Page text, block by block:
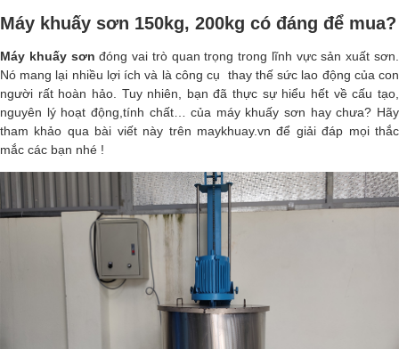
Máy khuấy sơn 150kg, 200kg có đáng để mua?
Máy khuấy sơn đóng vai trò quan trọng trong lĩnh vực sản xuất sơn.
Nó mang lại nhiều lợi ích và là công cụ thay thế sức lao động của con
người rất hoàn hảo. Tuy nhiên, bạn đã thực sự hiểu hết về cấu tạo,
nguyên lý hoạt động,tính chất… của máy khuấy sơn hay chưa? Hãy
tham khảo qua bài viết này trên maykhuay.vn để giải đáp mọi thắc
mắc các bạn nhé !